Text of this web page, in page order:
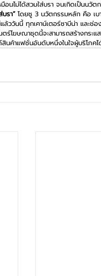
อนไม่ได้สวมใส่บรา จนเกิดเป็นนวั
รา” โดยชู 3 นวัตกรรมหลัก คือ เบ
ววันนี้ ทุกเคาน์เตอร์ซาบีน่า และ
ร์โฆษณาชุดนี้จะสามารถสร้างกร
นค้าแฟชั่นอันดับหนึ่งในใจผู้บริโภค